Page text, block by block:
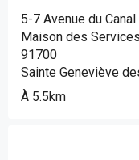
5-7 Avenue du Canal
Maison des
91700
Sainte Geneviève
À 5.5km